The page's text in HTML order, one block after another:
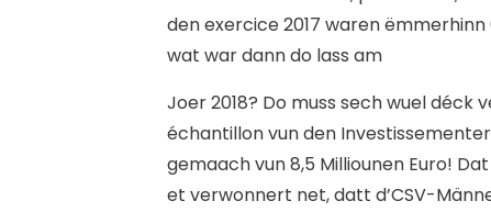
den exercice 2017 waren
wat war dann do lass am
Joer 2018? Do muss sech wuel déck
échantillon vun den
gemaach vun 8,5 Milliounen Euro!
et verwonnert net, datt d’CSV-